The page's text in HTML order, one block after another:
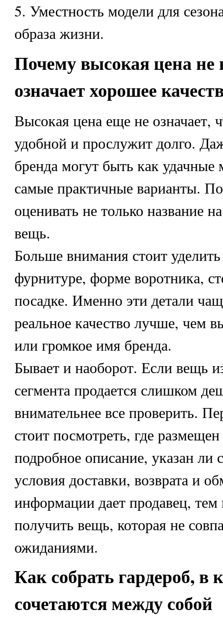
5. Уместность модели для
образа жизни.
Почему высокая цена не
означает хорошее
Высокая цена еще не означает,
удобной и прослужит долго.
бренда могут быть как удачные
самые практичные варианты.
оценивать не только название
вещь.
Больше внимания стоит
фурнитуре, форме воротника,
посадке. Именно эти детали
реальное качество лучше, чем
или громкое имя бренда.
Бывает и наоборот. Если вещь
сегмента продается слишком
внимательнее все проверить.
стоит посмотреть, где
подробное описание, указан ли
условия доставки, возврата и
информации дает продавец,
получить вещь, которая не
ожиданиями.
Как собрать гардероб, в
сочетаются между собой